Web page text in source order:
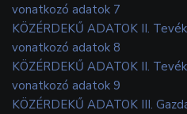
vonatkozó adatok 7
KÖZÉRDEKŰ ADATOK II.
vonatkozó adatok 8
KÖZÉRDEKŰ ADATOK II.
vonatkozó adatok 9
KÖZÉRDEKŰ ADATOK III.